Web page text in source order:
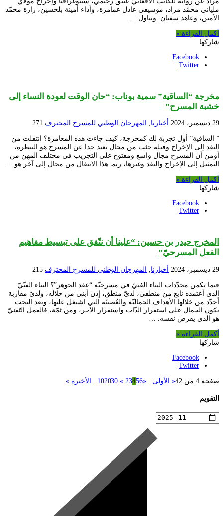
ملياني محمّد مراد، موسيقى عادل عمامرة، وأداء أمينة بلحسين، رارة محمّد
الأمين، وعاهد سفيان. وتناول …
أكمل القراءة »
شاركها
Facebook
Twitter
مخرجة “الساقية” سمية بوناب: “حان الوقت لعودة النساء إلى
خشبة المسرح”
29 ديسمبر، 2024 أخبارنا, المهرجان الوطني للمسرح المحترف 271
” الساقية” أول تجربة لك كمخرجة، كيف جاءت هذه المغامرة؟ انتقلت من
النقد إلى الإخراج وقبله جئت من مجال بعيد جدا عن المسرح هو البيطرة،
أومن أن المسرح مجال واسع ومفتوح على التجريب في مختلف المهن من
التمثيل إلى الإخراج والنقد وغيرها، ربما هذا الانتقال من مجال إلى آخر هو …
أكمل القراءة »
شاركها
Facebook
Twitter
المخرج حيدر بن حسين: “علينا أن نتّفق على تبسيط مفاهيم
الفعل المسرحيّ”
29 ديسمبر، 2024 أخبارنا المهرجان الوطني للمسرح المحترف 215
فيما تكمن محدّدات البناء الفنيّ في مسرحيّة “عقد الجوهر”؟ البناء الفنّيّ
الذي أعتمده نابع من منطقي، لديّ منطق، إذن أبني من خلاله، ولديّ مقاربة
أحدّد من خلالها الأهداف الجماليّة والعُصبيّة التي اشتغل عليها، وبعد البحث
يكون الجمال على استفزاز الذّات واستفزاز الآخر، ومن ثمّة، فالعمل التّقنيّ
هو الذي يفرض نفسه. …
أكمل القراءة »
شاركها
Facebook
Twitter
صفحة 4 من 42 « الأولى «
23456
»
102030 الأخيرة »
التقويم